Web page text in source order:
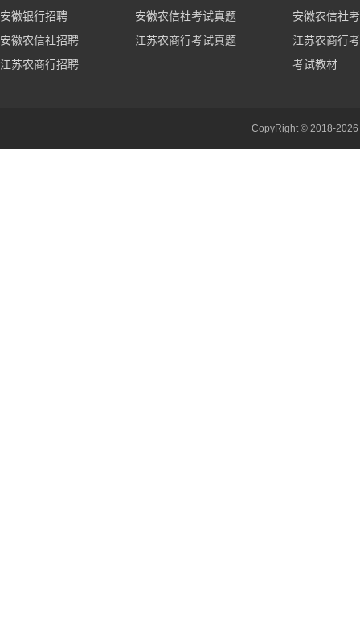
安徽银行招聘
安徽农信社招聘
江苏农商行招聘
安徽农信社考试真题
江苏农商行考试真题
安徽农信社
江苏农商行
考试教材
CopyRight © 2018-